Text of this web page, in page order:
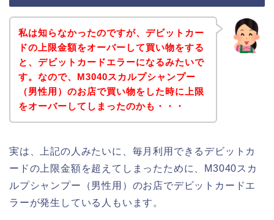
私は知らなかったのですが、デビットカー
ドの上限金額をオーバーして買い物をする
と、デビットカードエラーになるみたいで
す。なので、M3040スカルプシャンプー
（男性用）のお店で買い物をした時に上限
をオーバーしてしまったのかも・・・
実は、上記の人みたいに、毎月利用できるデビットカ
ードの上限金額を超えてしまったために、M3040スカ
ルプシャンプー（男性用）のお店でデビットカードエ
ラーが発生している人もいます。